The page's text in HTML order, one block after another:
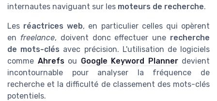
internautes naviguant sur les moteurs de recherche.
Les réactrices web, en particulier celles qui opèrent
en freelance, doivent donc effectuer une recherche
de mots-clés avec précision. L'utilisation de logiciels
comme Ahrefsou Google Keyword Plannerdevient
incontournable pour analyser la fréquence de
recherche et la difficulté de classement des mots-clés
potentiels.